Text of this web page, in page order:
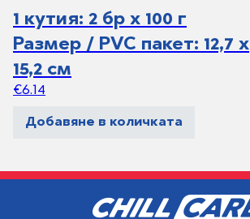
1 кутия: 2 бр х 100 г
Размер / PVC пакет: 12,7 х
15,2 см
€6.14
Добавяне в количката